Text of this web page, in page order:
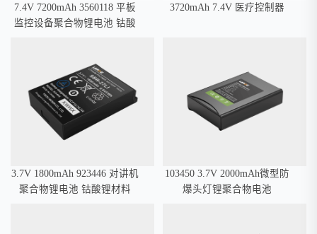
7.4V 7200mAh 3560118 平板
监控设备聚合物锂电池 钴酸
3720mAh 7.4V 医疗控制器
3.7V 1800mAh 923446 对讲机
聚合物锂电池 钴酸锂材料
103450 3.7V 2000mAh微型防
爆头灯锂聚合物电池